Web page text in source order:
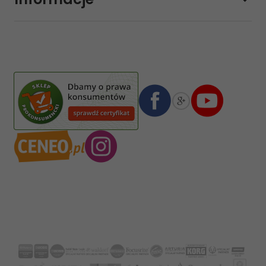
sklep@sklep-muzyczny.com.pl
08 1140 2004 0000 3102 4903 0792